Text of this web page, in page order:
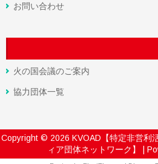
お問い合わせ
火の国会議のご案内
協力団体一覧
Copyright © 2026 KVOAD【特定非営利
ィア団体ネットワーク】
|